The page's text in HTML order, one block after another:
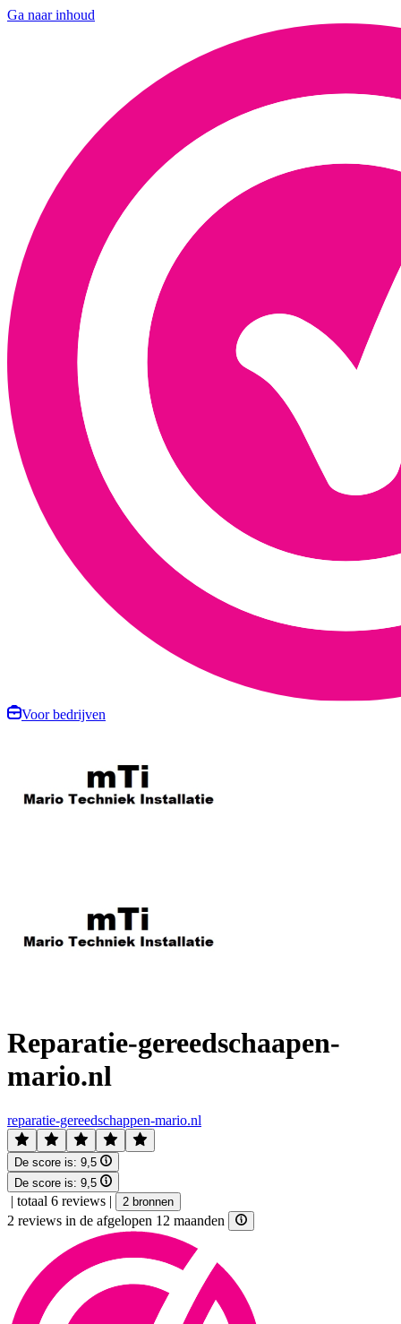
Ga naar inhoud
Voor bedrijven
Reparatie-gereedschaapen-
mario.nl
reparatie-gereedschappen-mario.nl
De score is: 9,5
De score is: 9,5
| totaal 6 reviews | 2 bronnen
2 reviews in de afgelopen 12 maanden